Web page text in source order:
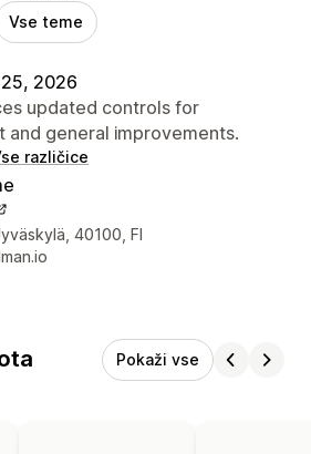
Vse teme
2026
updated controls for
and general improvements.
različice
40100, FI
Pokaži vse